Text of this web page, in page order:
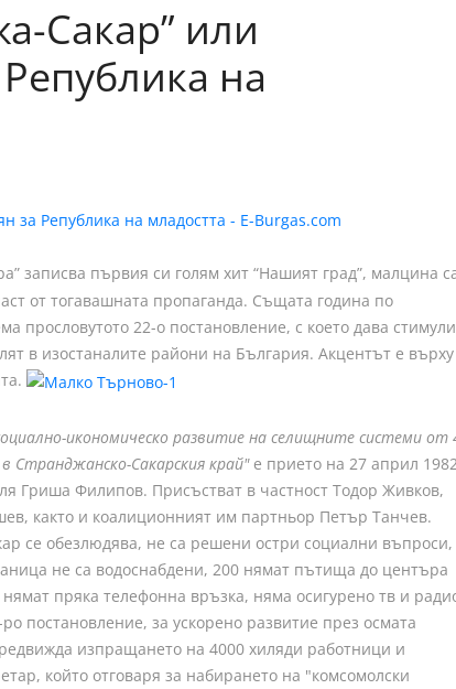
Сакар” или
на
записва първия си голям хит “Нашият град”, малцина
от тогавашната пропаганда. Същата година по
22-о постановление, с което дава стимули
в изостаналите райони на България. Акцентът е върху
икономическо развитие на селищните системи от
Странджанско-Сакарския край"е прието на 27 април
Гриша Филипов. Присъстват в частност Тодор Живков,
както и коалиционният им партньор Петър Танчев.
се обезлюдява, не са решени остри социални въпроси,
не са водоснабдени, 200 нямат пътища до центъра
пряка телефонна връзка, няма осигурено тв и
постановление, за ускорено развитие през осмата
изпращането на 4000 хиляди работници и
който отговаря за набирането на "комсомолски